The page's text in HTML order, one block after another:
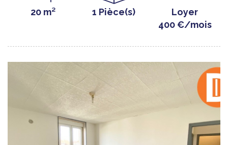
20 m² 1 Pièce(s)
Loyer
400 €/mois